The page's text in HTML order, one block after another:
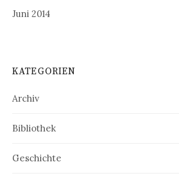
Juni 2014
KATEGORIEN
Archiv
Bibliothek
Geschichte